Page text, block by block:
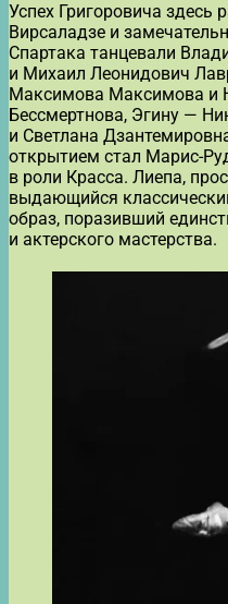
Успех Григоровича здесь
Вирсаладзе и
Спартака танцевали
и Михаил Леонидович
Максимова Максимова и
Бессмертнова, Эгину —
и Светлана
открытием стал Марис-
в роли Красса. Лиепа,
выдающийся
образ, поразивший
и актерского мастерства.